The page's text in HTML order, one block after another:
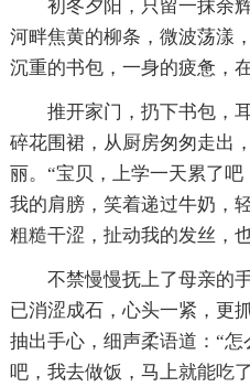
初冬夕阳，只留一抹余
河畔焦黄的柳条，微波荡漾
沉重的书包，一身的疲惫，
推开家门，扔下书包，
碎花围裙，从厨房匆匆走出
丽。“宝贝，上学一天累了
我的肩膀，笑着递过牛奶，
粗糙干涩，扯动我的发丝，
不禁慢慢抚上了母亲的
已消涩成石，心头一紧，更
抽出手心，细声柔语道：“
吧，我去做饭，马上就能吃